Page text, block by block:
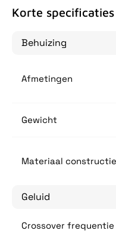
Korte specificaties
Behuizing
Afmetingen
Gewicht
Materiaal constructie
Geluid
Crossover frequentie